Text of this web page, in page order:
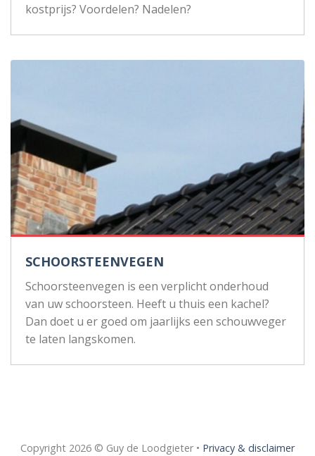
kostprijs? Voordelen? Nadelen?
SCHOORSTEENVEGEN
Schoorsteenvegen is een verplicht onderhoud
van uw schoorsteen. Heeft u thuis een kachel?
Dan doet u er goed om jaarlijks een schouwveger
te laten langskomen.
Copyright 2026 © Guy de Loodgieter • Privacy & disclaimer